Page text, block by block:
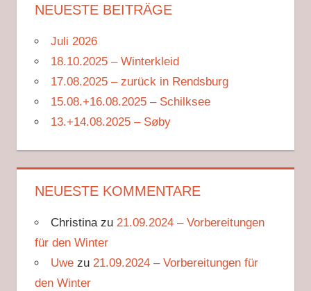
NEUESTE BEITRÄGE
Juli 2026
18.10.2025 – Winterkleid
17.08.2025 – zurück in Rendsburg
15.08.+16.08.2025 – Schilksee
13.+14.08.2025 – Søby
NEUESTE KOMMENTARE
Christinazu 21.09.2024 – Vorbereitungen
für den Winter
Uwezu 21.09.2024 – Vorbereitungen für
den Winter